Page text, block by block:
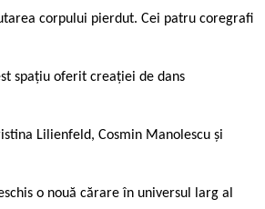
corpului pierdut. Cei patru coregrafi
spațiu oferit creației de dans
Lilienfeld, Cosmin Manolescu și
o nouă cărare în universul larg al